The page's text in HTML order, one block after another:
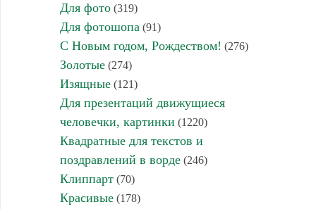
Для фото(319)
Для фотошопа (91)
С Новым годом, Рождеством! (276)
Золотые(274)
Изящные(121)
Для презентаций движущиеся
человечки, картинки (1220)
Квадратные для текстов и
поздравлений в ворде(246)
Клиппарт(70)
Красивые(178)